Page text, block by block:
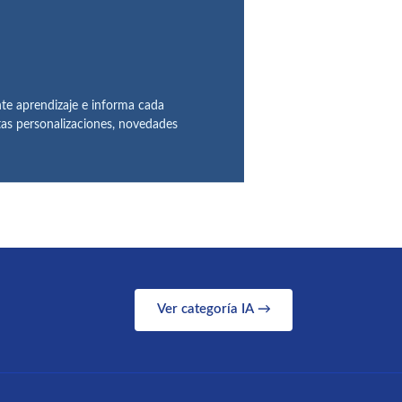
aprendizaje e informa cada
personalizaciones, novedades
Ver categoría IA →